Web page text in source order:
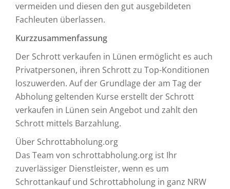
vermeiden und diesen den gut ausgebildeten
Fachleuten überlassen.
Kurzzusammenfassung
Der Schrott verkaufen in Lünen ermöglicht es auch
Privatpersonen, ihren Schrott zu Top-Konditionen
loszuwerden. Auf der Grundlage der am Tag der
Abholung geltenden Kurse erstellt der Schrott
verkaufen in Lünen sein Angebot und zahlt den
Schrott mittels Barzahlung.
Über Schrottabholung.org
Das Team von schrottabholung.org ist Ihr
zuverlässiger Dienstleister, wenn es um
Schrottankauf und Schrottabholung in ganz NRW